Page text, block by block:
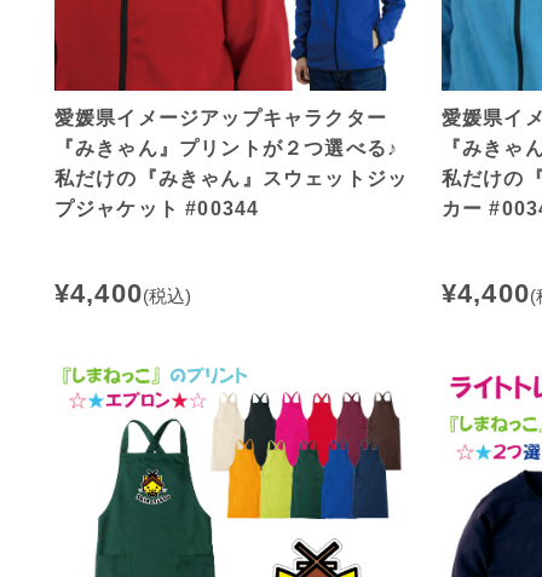
愛媛県イメージアップキャラクター
『みきゃん』プリントが２つ選べる♪
私だけの『みきゃん』スウェットジッ
プジャケット #00344
¥4,400(税込)
愛媛県イ
『みきゃ
私だけの
カー
¥4,400(